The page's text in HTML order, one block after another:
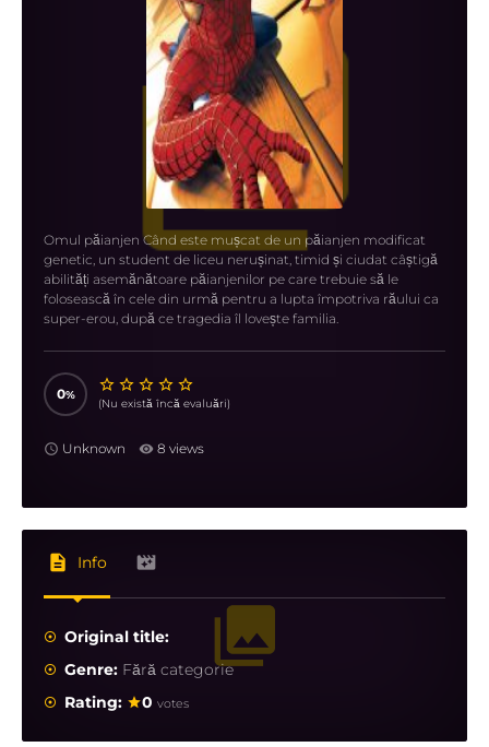
Omul păianjen Când este mușcat de un păianjen modificat
genetic, un student de liceu nerușinat, timid și ciudat câștigă
abilități asemănătoare păianjenilor pe care trebuie să le
folosească în cele din urmă pentru a lupta împotriva răului ca
super-erou, după ce tragedia îl lovește familia.
0
(Nu există încă evaluări)
Unknown 8 views
Info
Original title:
Genre: Fără categorie
Rating:
0 votes